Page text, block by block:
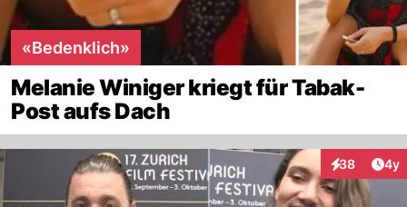
«Bedenklich»
Melanie Winiger kriegt für Tabak-
Post aufs Dach
38
Interaktionen
4y